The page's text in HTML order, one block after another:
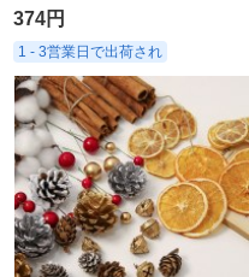
在庫卸売
374円
1 - 3営業日で出荷され